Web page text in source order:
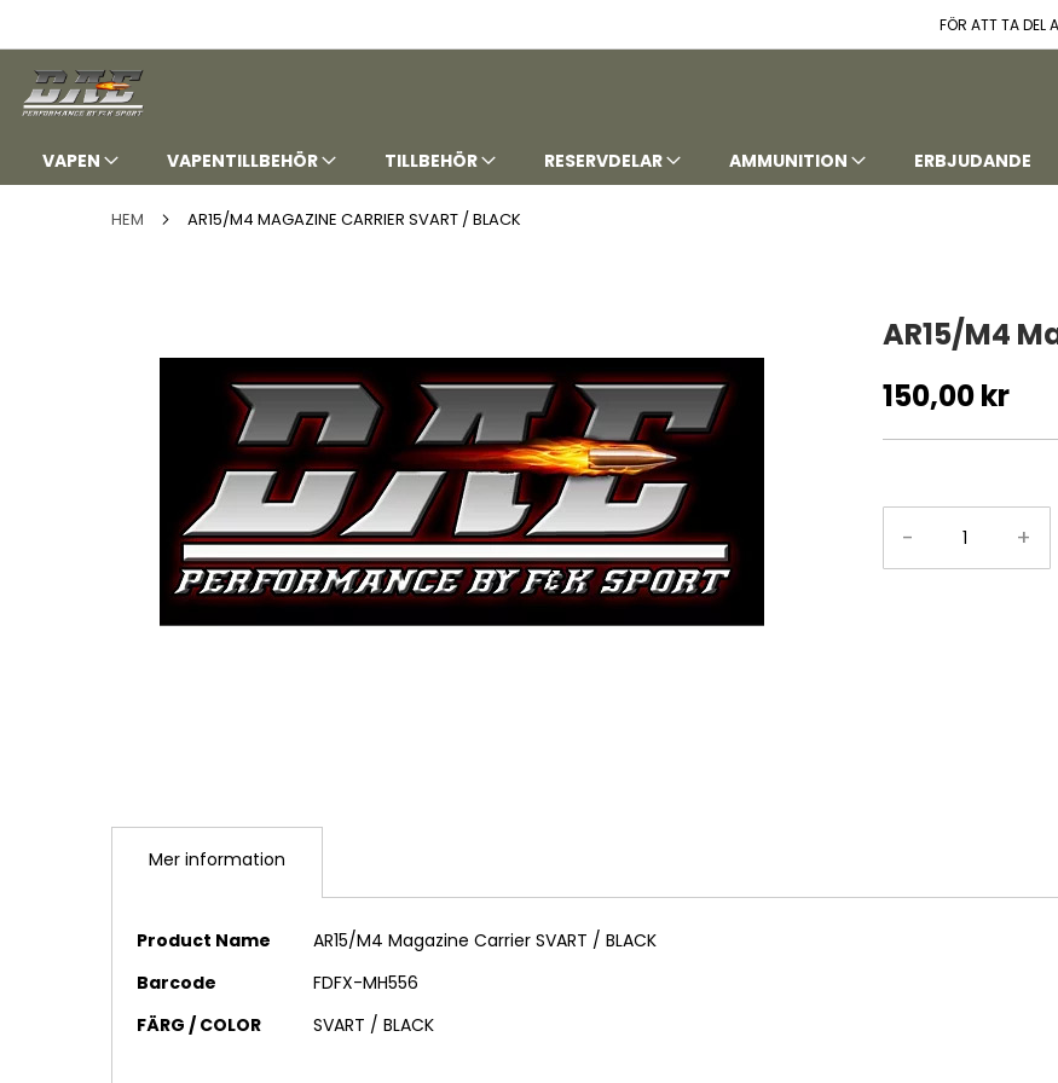
TILL
INNEHÅLLET
FÖR ATT TA DEL
VAPEN VAPENTILLBEHÖR TILLBEHÖR RESERVDELAR AMMUNITION ERBJUDANDE
HEM AR15/M4 MAGAZINE CARRIER SVART / BLACK
början
AR15/M4
150,00 kr
- +
Mer information
Mer
Product Name
AR15/M4 Magazine Carrier SVART / BLACK
Barcode
FDFX-MH556
FÄRG / COLOR
SVART / BLACK